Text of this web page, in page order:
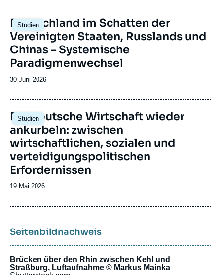
publication
Studien
Image
principale
Deutschland im Schatten der
Vereinigten Staaten, Russlands und
Chinas – Systemische
Paradigmenwechsel
Date
publication
30 Juni 2026
Studien
Image
principale
Die deutsche Wirtschaft wieder
ankurbeln: zwischen
wirtschaftlichen, sozialen und
verteidigungspolitischen
Erfordernissen
Date
publication
19 Mai 2026
Seitenbildnachweis
Brücken über den Rhin zwischen Kehl und
Straßburg, Luftaufnahme © Markus Mainka